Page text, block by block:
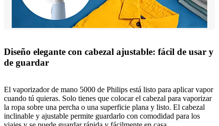
Diseño elegante con cabezal ajustable: fácil de usar y
de guardar
El vaporizador de mano 5000 de Philips está listo para aplicar vapor
cuando tú quieras. Solo tienes que colocar el cabezal para vaporizar
la ropa sobre una percha o una superficie plana y listo. El cabezal
inclinable y ajustable permite guardarlo con comodidad para los